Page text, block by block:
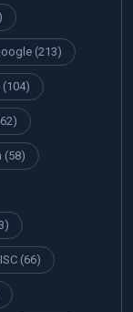
(213)
(104)
(58)
(66)